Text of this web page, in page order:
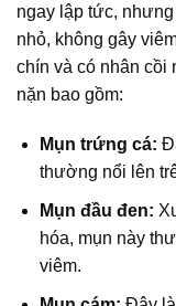
ngay lập tức,
nhỏ, không gây
chín và có nhân cồi
nặn bao gồm:
Mụn trứng cá:
thường nổi lên
Mụn đầu đen:
hóa, mụn này
viêm.